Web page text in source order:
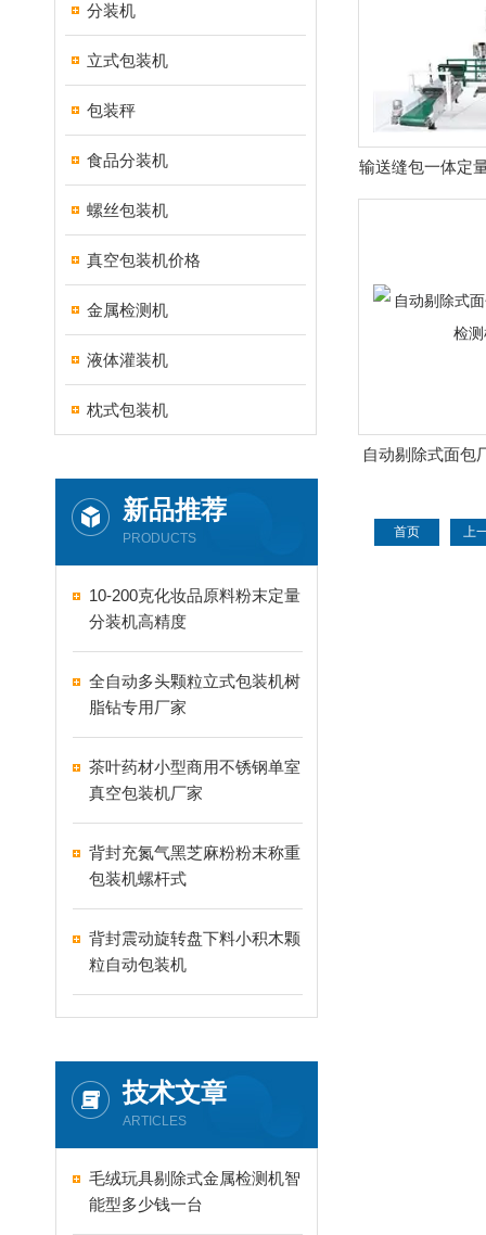
分装机
立式包装机
包装秤
食品分装机
螺丝包装机
真空包装机价格
金属检测机
液体灌装机
枕式包装机
新品推荐
PRODUCTS
10-200克化妆品原料粉末定量
分装机高精度
全自动多头颗粒立式包装机树
脂钻专用厂家
茶叶药材小型商用不锈钢单室
真空包装机厂家
背封充氮气黑芝麻粉粉末称重
包装机螺杆式
背封震动旋转盘下料小积木颗
粒自动包装机
技术文章
ARTICLES
毛绒玩具剔除式金属检测机智
能型多少钱一台
输送缝包一体定
50
自动剔除式面包
首页 上